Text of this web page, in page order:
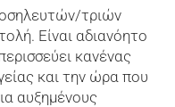
τριών
Είναι αδιανόητο
κανένας
και την ώρα που
αυξημένους